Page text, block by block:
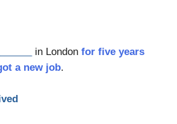
in London for five years
a new job.